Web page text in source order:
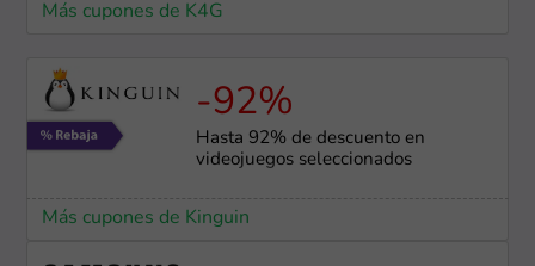
Más cupones de K4G
-92%
Hasta 92% de descuento en
videojuegos seleccionados
Más cupones de Kinguin